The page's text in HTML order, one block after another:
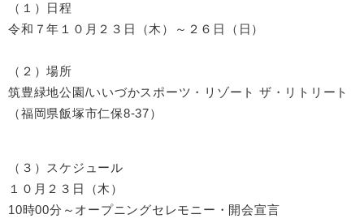
（１）日程
令和７年１０月２３日（木）～２６日（日）
（２）場所
筑豊緑地公園/いいづかスポーツ・リゾート ザ・リトリート
（福岡県飯塚市仁保8-37）
（３）スケジュール
１０月２３日（木）
10時00分～オープニングセレモニー・開会宣言